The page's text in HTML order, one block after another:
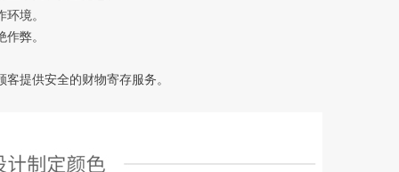
境。
弊。
提供安全的财物寄存服务。